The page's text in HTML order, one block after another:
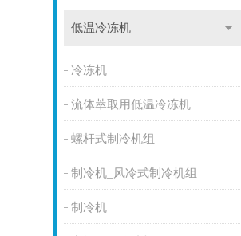
低温冷冻机
冷冻机
流体萃取用低温冷冻机
螺杆式制冷机组
制冷机_风冷式制冷机组
制冷机